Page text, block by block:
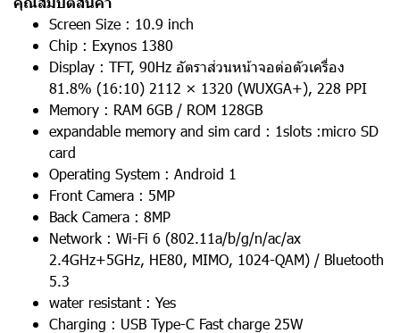
Screen Size : 10.9 inch
Chip : Exynos 1380
Display : TFT, 90Hz อัตราส่วนหน้าจอต่อตัวเครื่อง
81.8% (16:10) 2112 × 1320 (WUXGA+), 228 PPI
Memory : RAM 6GB / ROM 128GB
expandable memory and sim card : 1slots :micro SD
card
Operating System : Android 1
Front Camera : 5MP
Back Camera : 8MP
Network : Wi-Fi 6 (802.11a/b/g/n/ac/ax
2.4GHz+5GHz, HE80, MIMO, 1024-QAM) / Bluetooth
5.3
water resistant : Yes
Charging : USB Type-C Fast charge 25W